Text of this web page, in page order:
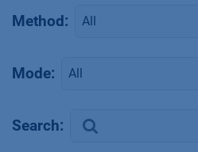
Method:
Mode:
Search: